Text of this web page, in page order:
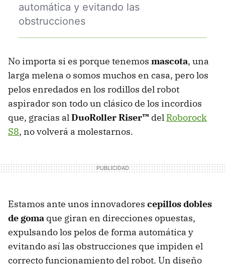
automática y evitando las
obstrucciones
No importa si es porque tenemos mascota, una
larga melena o somos muchos en casa, pero los
pelos enredados en los rodillos del robot
aspirador son todo un clásico de los incordios
que, gracias alDuoRoller Riser™ del Roborock
S8, no volverá a molestarnos.
Estamos ante unos innovadores cepillos dobles
de goma que giran en direcciones opuestas,
expulsando los pelos de forma automática y
evitando así las obstrucciones que impiden el
correcto funcionamiento del robot. Un diseño